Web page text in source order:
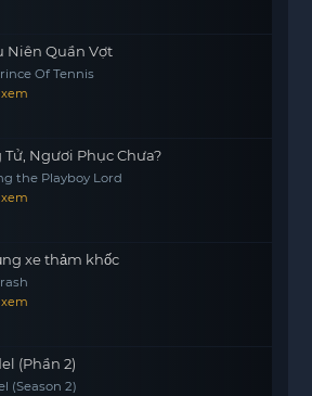
Niên Quần Vợt
Of Tennis
Tử, Ngươi Phục Chưa?
the Playboy Lord
xe thảm khốc
(Phần 2)
(Season 2)